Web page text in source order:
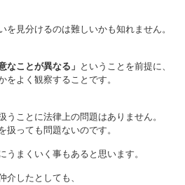
見分けるのは難しいかも知れません。
なことが異なる」 ということを前提に、
をよく観察することです。
ことに法律上の問題はありません。
っても問題ないのです。
まくいく事もあると思います。
介したとしても、